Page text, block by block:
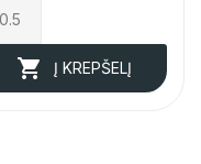
 Į KREPŠELĮ